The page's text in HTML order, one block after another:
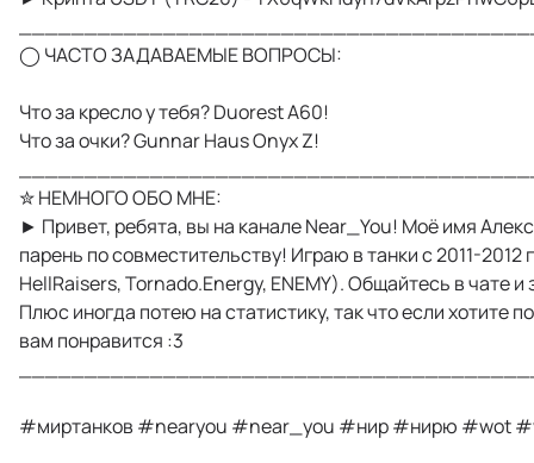
◯ ЧАСТО ЗАДАВАЕМЫЕ ВОПРОСЫ:
Что за кресло у тебя? Duorest A60!
Что за очки? Gunnar Haus Onyx Z!
✮ НЕМНОГО ОБО МНЕ:
► Привет, ребята, вы на канале Near_You! Моё имя
парень по совместительству! Играю в танки с 2011-
HellRaisers, Tornado.Energy, ENEMY). Общайтесь в чате
Плюс иногда потею на статистику, так что если хотите
вам понравится :3
#миртанков #nearyou #near_you #нир #нирю #wot